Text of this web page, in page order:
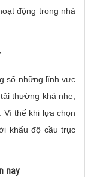
động trong nhà
số những lĩnh vực
thường khá nhẹ,
Vì thế khi lựa chọn
khẩu độ cầu trục
nay